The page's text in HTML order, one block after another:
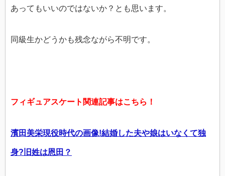
あってもいいのではないか？とも思います。
同級生かどうかも残念ながら不明です。
フィギュアスケート関連記事はこちら！
濱田美栄現役時代の画像!結婚した夫や娘はいなくて独
身?旧姓は恩田？